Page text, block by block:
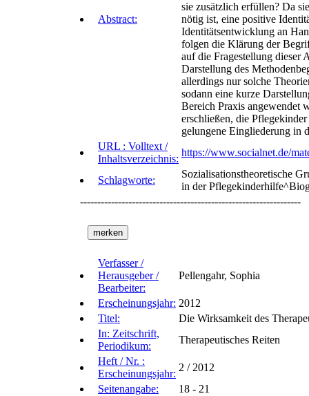
Abstract:
sie zusätzlich erfüllen? Da
nötig ist, eine positive
Identitätsentwicklung an
folgen die Klärung der
auf die Fragestellung dieser
Darstellung des
allerdings nur solche
sodann eine kurze
Bereich Praxis angewendet
erschließen, die
gelungene Eingliederung in
URL : Volltext /
Inhaltsverzeichnis:
https://www.socialnet.de/
Schlagworte:
Sozialisationstheoretische
in der
----------------------------------------------------------------
Verfasser /
Herausgeber /
Bearbeiter:
Pellengahr, Sophia
Erscheinungsjahr: 2012
Titel:
Die Wirksamkeit des
In: Zeitschrift,
Periodikum:
Therapeutisches Reiten
Heft / Nr. :
Erscheinungsjahr:
2 / 2012
Seitenangabe:
18 - 21